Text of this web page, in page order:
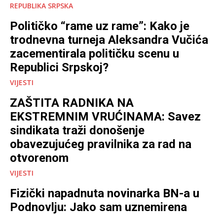
REPUBLIKA SRPSKA
Političko “rame uz rame”: Kako je
trodnevna turneja Aleksandra Vučića
zacementirala političku scenu u
Republici Srpskoj?
VIJESTI
ZAŠTITA RADNIKA NA
EKSTREMNIM VRUĆINAMA: Savez
sindikata traži donošenje
obavezujućeg pravilnika za rad na
otvorenom
VIJESTI
Fizički napadnuta novinarka BN-a u
Podnovlju: Jako sam uznemirena